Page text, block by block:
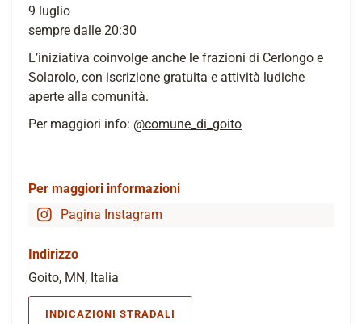
9 luglio
sempre dalle 20:30
L’iniziativa coinvolge anche le frazioni di Cerlongo e
Solarolo, con iscrizione gratuita e attività ludiche
aperte alla comunità.
Per maggiori info: @comune_di_goito
Per maggiori informazioni
Pagina Instagram
Indirizzo
Goito, MN, Italia
INDICAZIONI STRADALI